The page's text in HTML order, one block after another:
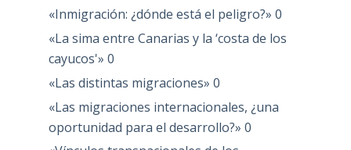
«Inmigración: ¿dónde está el peligro?» 0
«La sima entre Canarias y la ‘costa de los
cayucos'» 0
«Las distintas migraciones» 0
«Las migraciones internacionales, ¿una
oportunidad para el desarrollo?» 0